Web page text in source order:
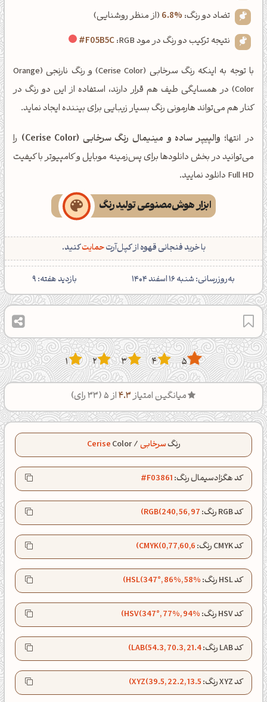
تضاد دو رنگ: 6.8% (از منظر روشنایی)
نتیجه ترکیب دو رنگ در مود RGB:
#F05B5C
با توجه به اینکه رنگ سرخابی (Cerise Color) و رنگ نارنجی (Orange
Color) در همسایگی طیف هم قرار دارند، استفاده از این دو رنگ در
کنار هم می‌تواند هارمونی رنگ بسیار زیبایی برای بیننده ایجاد نماید.
در انتها؛ والپیپر ساده و مینیمال رنگ سرخابی (Cerise Color)
را
می‌توانید در بخش دانلودها برای پس‌زمینه موبایل و کامپیوتر با کیفیت
Full HD دانلود نمایید.
ابزار هوش‌مصنوعی تولید رنگ
با خرید فنجانی قهوه از کپل‌آرتحمایتکنید.
‌به‌روزرسانی: شنبه 16 اسفند 1404 بازدید هفته:9
5
4
3
2
1
میانگین امتیاز4.3از 5 ( 33رای)
رنگسرخابی/
Color
Cerise
کد هگزادسیمال رنگ:#F03861
کد RGB رنگ: RGB(240, 56, 97)
کد CMYK رنگ: CMYK(0,77,60,6)
کد HSL رنگ: HSL(347°, 86%, 58%)
کد HSV رنگ: HSV(347°, 77%, 94%)
کد LAB رنگ: LAB(54.3, 70.3, 21.4)
کد XYZ رنگ: XYZ(39.5, 22.2, 13.5)
صبحت بخیر❤️
کپل‌آرت رو دنبال کن!